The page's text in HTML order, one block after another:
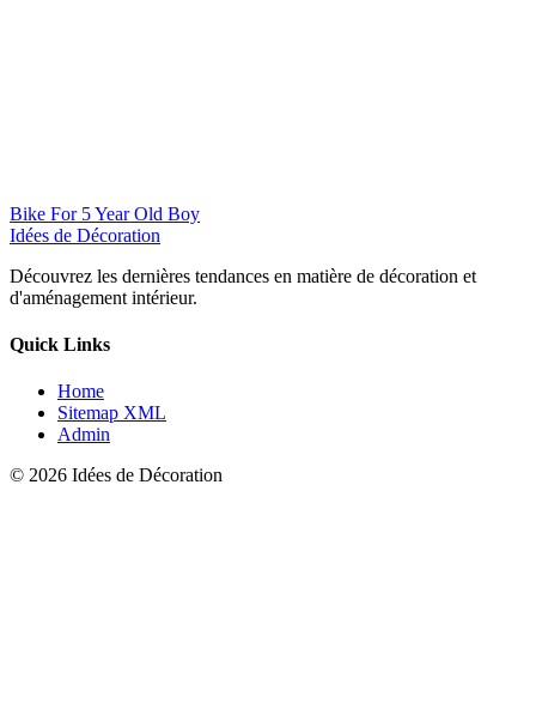
Bike For 5 Year Old Boy
Idées de Décoration
Découvrez les dernières tendances en matière de décoration et
d'aménagement intérieur.
Quick Links
Home
Sitemap XML
Admin
© 2026 Idées de Décoration